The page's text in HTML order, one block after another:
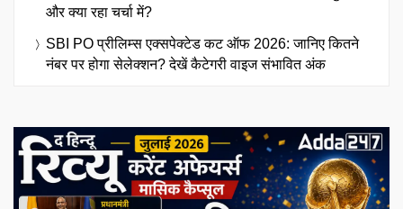
और क्या रहा चर्चा में?
SBI PO प्रीलिम्स एक्सपेक्टेड कट ऑफ 2026: जानिए कितने
नंबर पर होगा सेलेक्शन? देखें कैटेगरी वाइज संभावित अंक